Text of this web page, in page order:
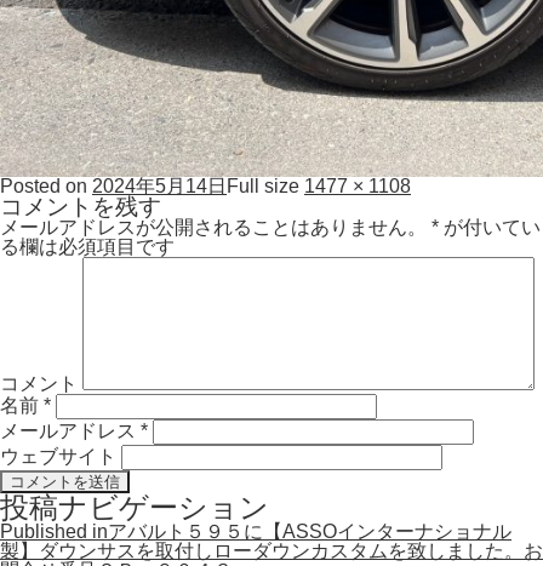
Posted on 2024年5月14日 Full size 1477 × 1108
コメントを残す
メールアドレスが公開されることはありません。 * が付いてい
る欄は必須項目です
コメント
名前 *
メールアドレス *
ウェブサイト
投稿ナビゲーション
Published inアバルト５９５に【ASSOインターナショナル
製】ダウンサスを取付しローダウンカスタムを致しました。お